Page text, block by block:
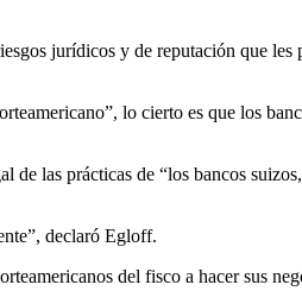
jurídicos y de reputación que les
lo cierto es que los
las prácticas de “los bancos
declaró Egloff.
del fisco a hacer sus